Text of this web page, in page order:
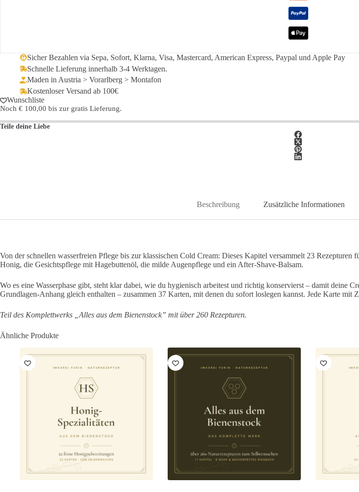
Sicher Bezahlen via Sepa, Sofort, Klarna, Vi­sa, Mas­ter­card, American Express, Paypal und Apple Pay
Schnelle Lieferung innerhalb 3-4 Werktagen.
Maden in Austria > Vorarlberg > Montafon
Kostenloser Versand ab 100€
Wunschliste
Noch € 100,00 bis zur gratis Lieferung.
Teile deine Liebe
Beschreibung Zusätzliche Informationen
Von der schnellen wasserfreien Pflege bis zur klassischen Cold Cream: Dieses Kapitel versammelt 23
Honig, die Gesichtspflege mit Hagebuttenöl, die milde Augenpflege und ein After-Shave-Balsam.
Wo es eine Wasserphase gibt, steht klar dabei, wie du hygienisch arbeitest und richtig konservierst – damit deine
Grundlagen-Anhang gleich enthalten – zusammen 37 Karten, mit denen du sofort loslegen kannst. Jede Karte
Teil des Komplettwerks „Alles aus dem Bienenstock” mit über 260 Rezepturen.
Ähnliche Produkte